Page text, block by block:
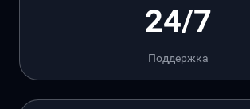
24/7
Поддержка